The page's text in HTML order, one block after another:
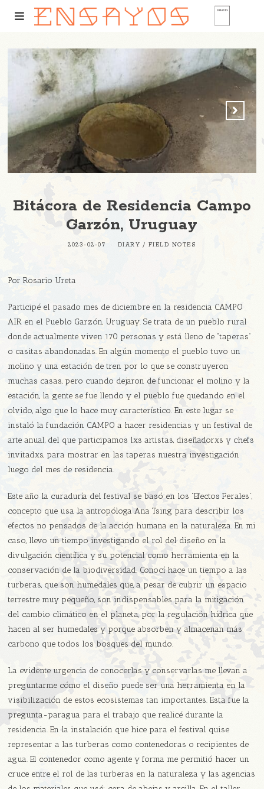
Bitácora de Residencia Campo
Garzón, Uruguay
2023-02-07 DIARY / FIELD NOTES
Por Rosario Ureta
Participé el pasado mes de diciembre en la residencia CAMPO
AIR en el Pueblo Garzón, Uruguay. Se trata de un pueblo rural
donde actualmente viven 170 personas y está lleno de “taperas”
o casitas abandonadas. En algún momento el pueblo tuvo un
molino y una estación de tren por lo que se construyeron
muchas casas, pero cuando dejaron de funcionar el molino y la
estación, la gente se fue llendo y el pueblo fue quedando en el
olvido, algo que lo hace muy característico. En este lugar se
instaló la fundación CAMPO a hacer residencias y un festival de
arte anual, del que participamos lxs artistas, diseñadorxs y chefs
invitadxs, para mostrar en las taperas nuestra investigación
luego del mes de residencia.
Este año la curaduría del festival se basó en los “Efectos Ferales”,
concepto que usa la antropóloga Ana Tsing para describir los
efectos no pensados de la acción humana en la naturaleza. En mi
caso, llevo un tiempo investigando el rol del diseño en la
divulgación científica y su potencial como herramienta en la
conservación de la biodiversidad. Conocí hace un tiempo a las
turberas, que son humedales que, a pesar de cubrir un espacio
terrestre muy pequeño, son indispensables para la mitigación
del cambio climático en el planeta, por la regulación hídrica que
hacen al ser humedales y porque absorben y almacenan más
carbono que todos los bosques del mundo.
La evidente urgencia de conocerlas y conservarlas me llevan a
preguntarme cómo el diseño puede ser una herramienta en la
visibilización de estos ecosistemas tan importantes. Esta fue la
pregunta-paragua para el trabajo que realicé durante la
residencia. En la instalación que hice para el festival quise
representar a las turberas como contenedoras o recipientes de
agua. El contenedor como agente y forma me permitió hacer un
cruce entre el rol de las turberas en la naturaleza y las agencias